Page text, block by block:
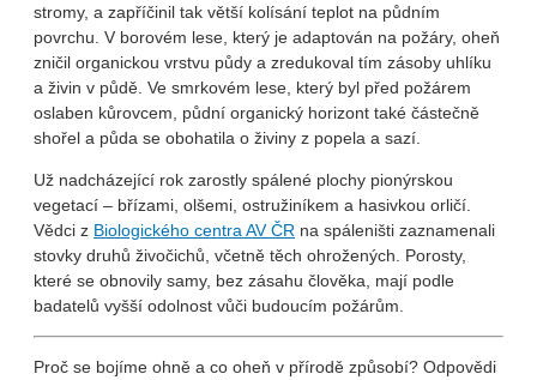
stromy, a zapříčinil tak větší kolísání teplot na půdním
povrchu. V borovém lese, který je adaptován na požáry, oheň
zničil organickou vrstvu půdy a zredukoval tím zásoby uhlíku
a živin v půdě. Ve smrkovém lese, který byl před požárem
oslaben kůrovcem, půdní organický horizont také částečně
shořel a půda se obohatila o živiny z popela a sazí.
Už nadcházející rok zarostly spálené plochy pionýrskou
vegetací – břízami, olšemi, ostružiníkem a hasivkou orličí.
Vědci z Biologického centra AV ČR na spáleništi zaznamenali
stovky druhů živočichů, včetně těch ohrožených. Porosty,
které se obnovily samy, bez zásahu člověka, mají podle
badatelů vyšší odolnost vůči budoucím požárům.
Proč se bojíme ohně a co oheň v přírodě způsobí? Odpovědi